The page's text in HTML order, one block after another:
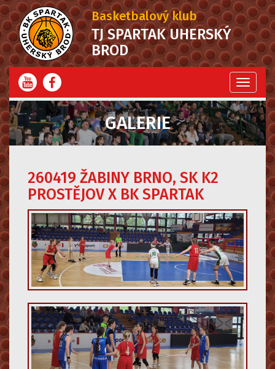
Basketbalový klub
TJ SPARTAK UHERSKÝ
BROD
Menu
GALERIE
260419 ŽABINY BRNO, SK K2
PROSTĚJOV X BK SPARTAK